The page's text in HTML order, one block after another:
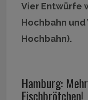
Vier Entwürfe
Hochbahn
Hochbahn).
Hamburg:
Fischbrötchen!